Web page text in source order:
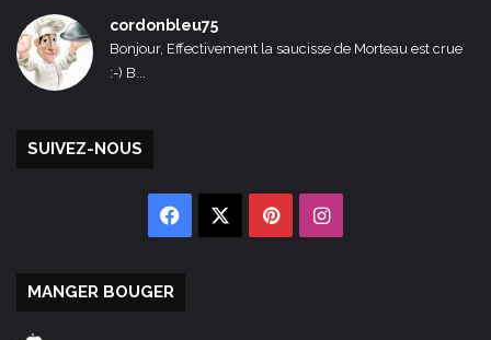
cordonbleu75
Bonjour, Effectivement la saucisse de Morteau est crue
:-) B...
SUIVEZ-NOUS
Facebook PinterestInstagram
MANGER BOUGER